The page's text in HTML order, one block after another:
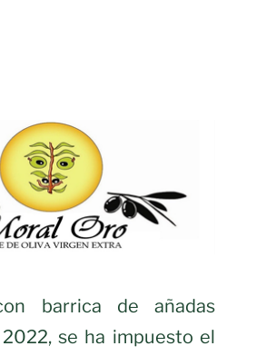
barrica de añadas
se ha impuesto el